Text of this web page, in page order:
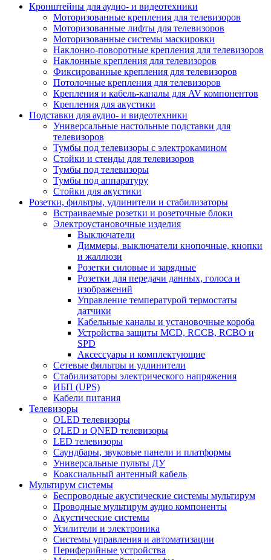
Кронштейны для аудио- и видеотехники
Моторизованные крепления для телевизоров
Моторизованные лифты для телевизоров
Моторизованные системы маскировки
Наклонно-поворотные крепления для телевизоров
Наклонные крепления для телевизоров
Фиксированные крепления для телевизоров
Потолочные крепления для телевизоров
Крепления и кабель-каналы для AV компонентов
Крепления для акустики
Подставки для аудио- и видеотехники
Универсальные настольные подставки для
телевизоров
Тумбы под телевизоры с электрокамином
Стойки и стенды для телевизоров
Тумбы под телевизоры
Тумбы под аппаратуру
Стойки для акустики
Розетки, фильтры, удлинители и стабилизаторы
Встраиваемые розетки и розеточные блоки
Электроустановочные изделия
Выключатели
Диммеры, выключатели кнопочные, кнопки
и жаллюзи
Розетки силовые и зарядные
Розетки для передачи данных, голоса и
изображений
Управление температурой термостаты
датчики
Кабельные каналы и установочные короба
Устройства защиты MCD, RCCB, RCBO и
SPD
Аксессуары и комплектующие
Сетевые фильтры и удлинители
Стабилизаторы электрического напряжения
ИБП (UPS)
Кабели питания
Телевизоры
OLED телевизоры
QLED и QNED телевизоры
LED телевизоры
Саундбары, звуковые панели и платформы
Универсальные пульты ДУ
Коаксиальный антенный кабель
Мультирум системы
Беспроводные акустические системы мультирум
Проводные мультирум аудио компоненты
Акустические системы
Усилители и электроника
Системы управления и автоматизации
Периферийные устройства